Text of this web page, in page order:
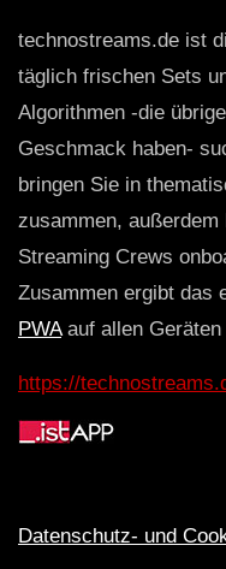
technostreams.de ist
täglich frischen Sets
Algorithmen -die
Geschmack haben-
bringen Sie in
zusammen,
Streaming Crews
Zusammen ergibt das
PWAauf allen
https://
Datenschutz- und